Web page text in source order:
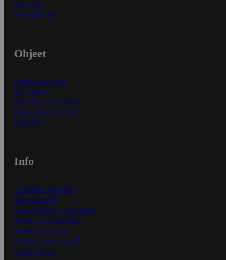
Myymälät
Asiakaspalvelu
Ohjeet
Ensitilaajan ohjeet
Näin maksat
Näin tilaat ja muokkaat
Kaikki ohjeet ja vinkit
In English
Info
S-Business yrityksille
Oiva-raportit
Osuuskauppojen yhteystiedot
Tilaus- ja toimitusehdot
Tietosuojakäytäntö
Palvelun käyttöehdot
Saavutettavuus